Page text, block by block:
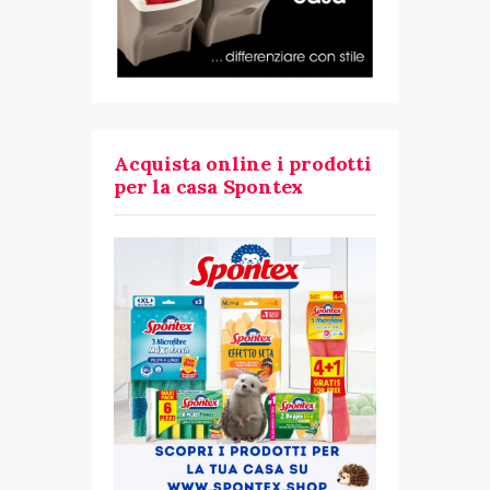
Acquista online i prodotti
per la casa Spontex